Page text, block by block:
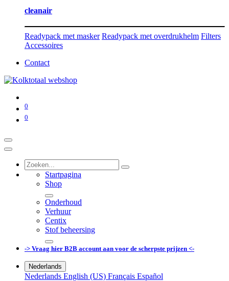
cleanair
Readypack met masker Readypack met overdrukhelm Filters
Accessoires
Contact
0
0
Startpagina
Shop
Onderhoud
Verhuur
Centix
Stof beheersing
-> Vraag hier B2B account aan voor de scherpste prijzen <-
Nederlands
Nederlands English (US) Français Español